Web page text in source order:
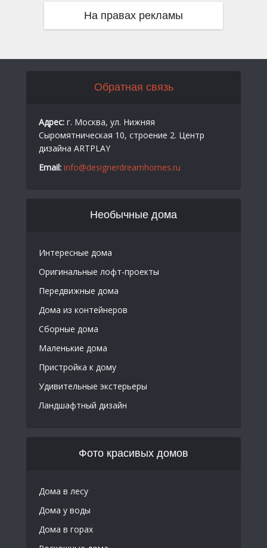
На правах рекламы
Обратная связь
Адрес: г. Москва, ул. Нижняя
Сыромятническая 10, строение 2. Центр
дизайна ARTPLAY
Email: info@designerdreamhomes.ru
Необычные дома
Интересные дома
Оригинальные лофт-проекты
Передвижные дома
Дома из контейнеров
Сборные дома
Маленькие дома
Пристройка к дому
Удивительные экстерьеры
Ландшафтный дизайн
Фото красивых домов
Дома в лесу
Дома у воды
Дома в горах